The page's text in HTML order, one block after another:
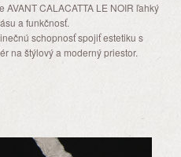
CALACATTA LE NOIR ľahký
a funkčnosť.
schopnosť spojiť estetiku s
na štýlový a moderný priestor.